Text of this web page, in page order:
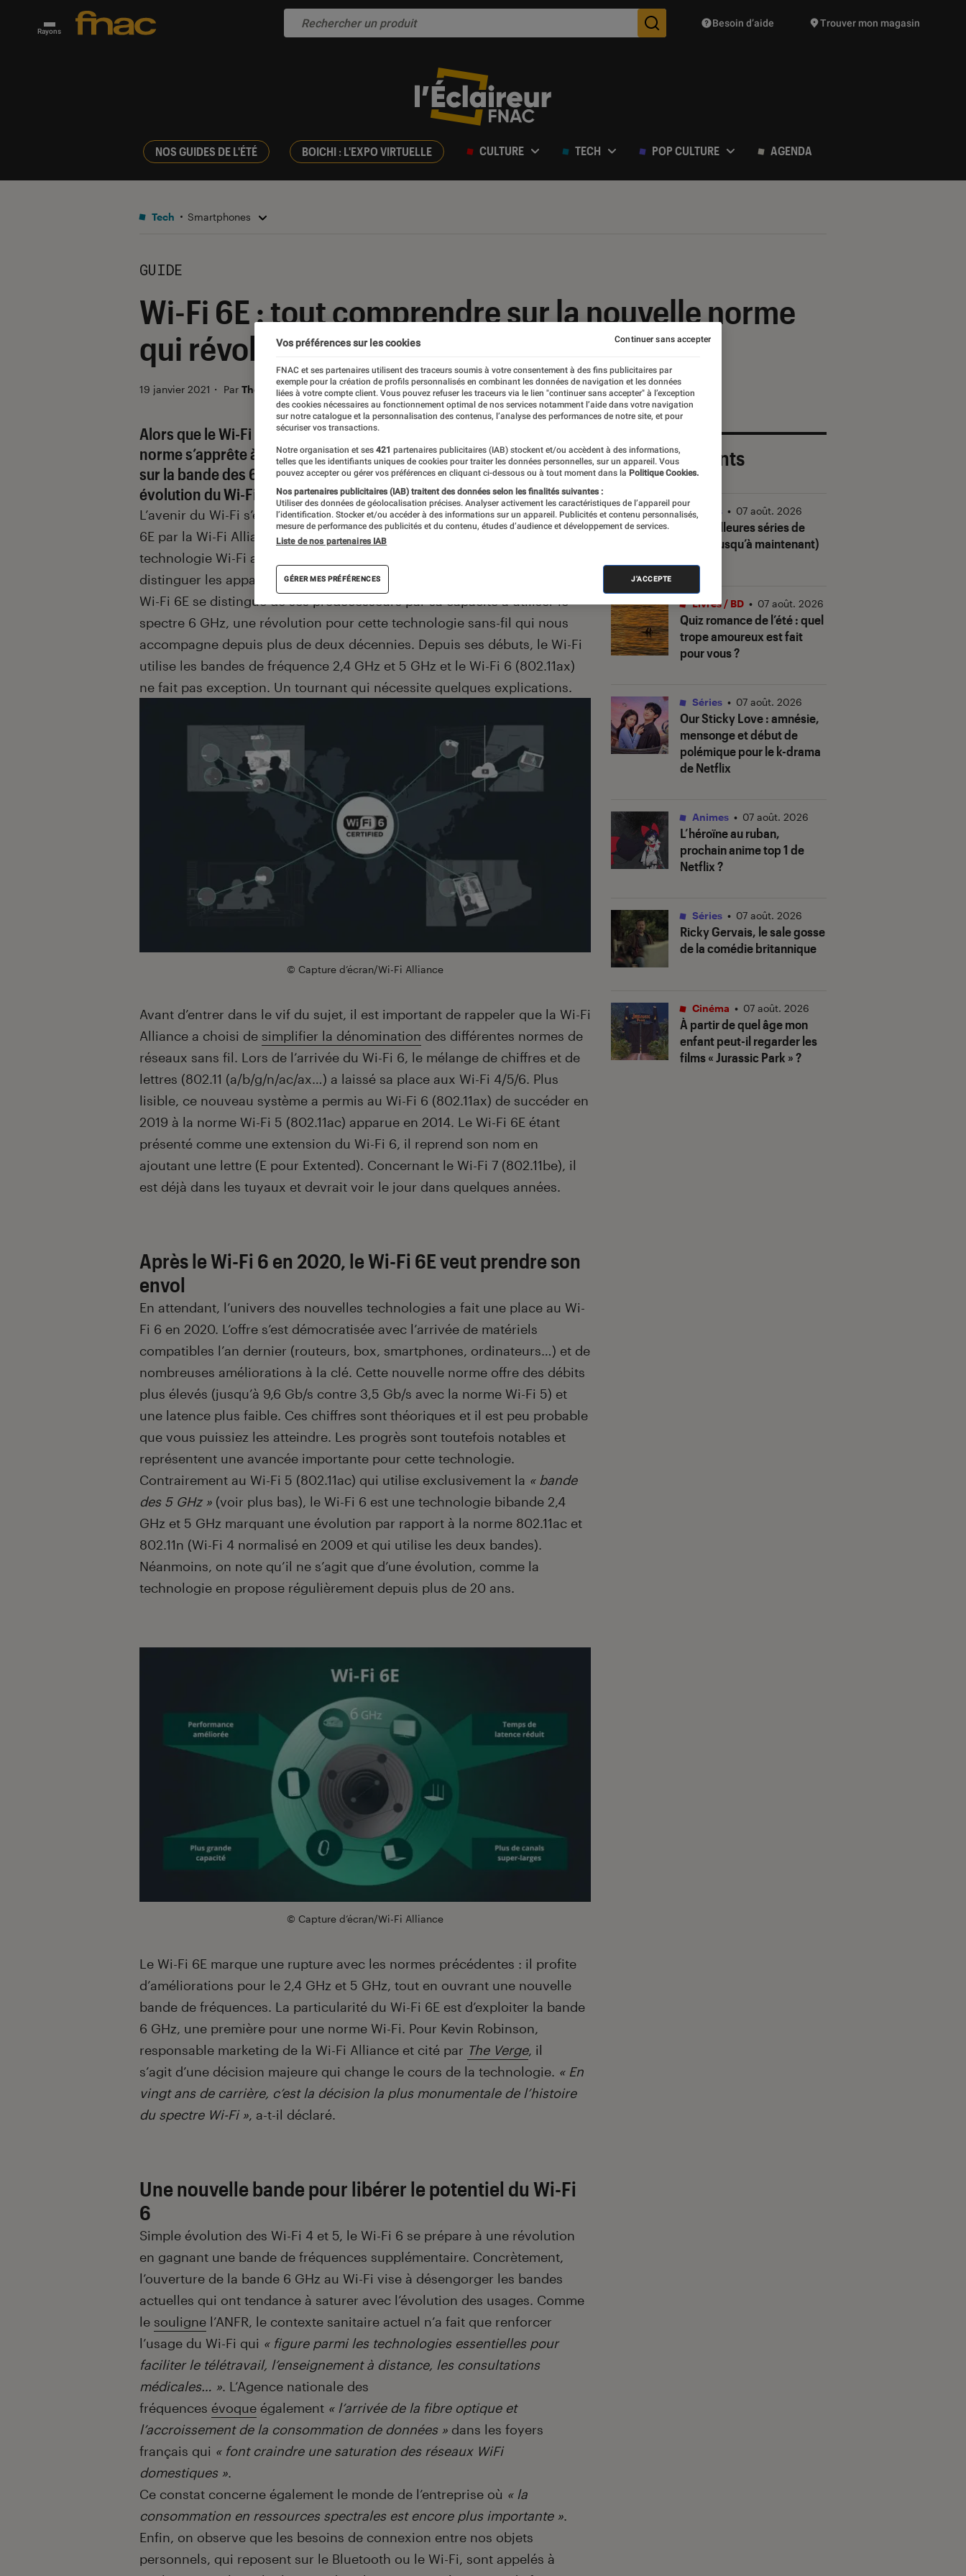
Rayons Des suggestions de produits vont vous être proposées
Besoin d’aide Trouver mon magasin
NOS GUIDES DE L'ÉTÉ BOICHI : L'EXPO VIRTUELLE CULTURE TECH POP CULTURE AGENDA
Tech Smartphones
GUIDE
Wi-Fi 6E : tout comprendre sur la nouvelle norme
qui révolutionne le Wi-Fi
19 janvier 2021 ・ Par Thomas Estimbre
Introduction
Alors que le Wi-Fi 6 commence peu à peu à s’imposer, une nouvelle
norme s’apprête à déferler dans nos appareils. Le Wi-Fi 6E met le cap
sur la bande des 6 GHz et s’annonce comme la plus importante
évolution du Wi-Fi depuis 20 ans. On vous explique tout.
L’avenir du Wi-Fi s’est dessiné il y aun anlors de l’introduction du Wi-Fi
6E par la Wi-Fi Alliance. L’organisation en charge de promouvoir la
technologie Wi-Fi avait alors présenté cette extension du Wi-Fi 6 pour
distinguer les appareils capables de fonctionner dans la bande 6 GHz. Le
Wi-Fi 6E se distingue de ses prédécesseurs par sa capacité à utiliser le
spectre 6 GHz, une révolution pour cette technologie sans-fil qui nous
accompagne depuis plus de deux décennies. Depuis ses débuts, le Wi-Fi
utilise les bandes de fréquence 2,4 GHz et 5 GHz et le Wi-Fi 6 (802.11ax)
ne fait pas exception. Un tournant qui nécessite quelques explications.
© Capture d’écran/Wi-Fi Alliance
Avant d’entrer dans le vif du sujet, il est important de rappeler que la Wi-Fi
Alliance a choisi de simplifier la dénomination des différentes normes de
réseaux sans fil. Lors de l’arrivée du Wi-Fi 6, le mélange de chiffres et de
lettres (802.11 (a/b/g/n/ac/ax…) a laissé sa place aux Wi-Fi 4/5/6. Plus
lisible, ce nouveau système a permis au Wi-Fi 6 (802.11ax) de succéder en
2019 à la norme Wi-Fi 5 (802.11ac) apparue en 2014. Le Wi-Fi 6E étant
présenté comme une extension du Wi-Fi 6, il reprend son nom en
ajoutant une lettre (E pour Extented). Concernant le Wi-Fi 7 (802.11be), il
est déjà dans les tuyaux et devrait voir le jour dans quelques années.
Après le Wi-Fi 6 en 2020, le Wi-Fi 6E veut prendre son
envol
En attendant, l’univers des nouvelles technologies a fait une place au Wi-
Fi 6 en 2020. L’offre s’est démocratisée avec l’arrivée de matériels
compatibles l’an dernier (routeurs, box, smartphones, ordinateurs…) et de
nombreuses améliorations à la clé. Cette nouvelle norme offre des débits
plus élevés (jusqu’à 9,6 Gb/s contre 3,5 Gb/s avec la norme Wi-Fi 5) et
une latence plus faible. Ces chiffres sont théoriques et il est peu probable
que vous puissiez les atteindre. Les progrès sont toutefois notables et
représentent une avancée importante pour cette technologie.
Contrairement au Wi-Fi 5 (802.11ac) qui utilise exclusivement la « bande
des 5 GHz » (voir plus bas), le Wi-Fi 6 est une technologie bibande 2,4
GHz et 5 GHz marquant une évolution par rapport à la norme 802.11ac et
802.11n (Wi-Fi 4 normalisé en 2009 et qui utilise les deux bandes).
Néanmoins, on note qu’il ne s’agit que d’une évolution, comme la
technologie en propose régulièrement depuis plus de 20 ans.
© Capture d’écran/Wi-Fi Alliance
Le Wi-Fi 6E marque une rupture avec les normes précédentes : il profite
d’améliorations pour le 2,4 GHz et 5 GHz, tout en ouvrant une nouvelle
bande de fréquences. La particularité du Wi-Fi 6E est d’exploiter la bande
6 GHz, une première pour une norme Wi-Fi. Pour Kevin Robinson,
responsable marketing de la Wi-Fi Alliance et cité par The Verge, il
s’agit d’une décision majeure qui change le cours de la technologie. « En
vingt ans de carrière, c’est la décision la plus monumentale de l’histoire
du spectre Wi-Fi », a-t-il déclaré.
Une nouvelle bande pour libérer le potentiel du Wi-Fi
6
Simple évolution des Wi-Fi 4 et 5, le Wi-Fi 6 se prépare à une révolution
en gagnant une bande de fréquences supplémentaire. Concrètement,
l’ouverture de la bande 6 GHz au Wi-Fi vise à désengorger les bandes
actuelles qui ont tendance à saturer avec l’évolution des usages. Comme
le souligne l’ANFR, le contexte sanitaire actuel n’a fait que renforcer
l’usage du Wi-Fi qui « figure parmi les technologies essentielles pour
faciliter le télétravail, l’enseignement à distance, les consultations
médicales… ». L’Agence nationale des
fréquences évoque également « l’arrivée de la fibre optique et
l’accroissement de la consommation de données » dans les foyers
français qui « font craindre une saturation des réseaux WiFi
domestiques ».
Ce constat concerne également le monde de l’entreprise où « la
consommation en ressources spectrales est encore plus importante ».
Enfin, on observe que les besoins de connexion entre nos objets
personnels, qui reposent sur le Bluetooth ou le Wi-Fi, sont appelés à
Les plus récents
Les meilleures séries de
2026 (jusqu’à maintenant)
Séries • 07 août. 2026
Quiz romance de l’été : quel
trope amoureux est fait
pour vous ?
Livres / BD • 07 août. 2026
Our Sticky Love: amnésie,
mensonge et début de
polémique pour le k-drama
de Netflix
Séries • 07 août. 2026
L’héroïne au ruban,
prochain anime top 1 de
Netflix ?
Animes • 07 août. 2026
Ricky Gervais, le sale gosse
de la comédie britannique
Séries • 07 août. 2026
À partir de quel âge mon
enfant peut-il regarder les
films « Jurassic Park » ?
Cinéma • 07 août. 2026
Vos préférences sur les cookies
FNAC et ses partenaires utilisent des traceurs soumis à votre consentement à des fins publicitaires par
exemple pour la création de profils personnalisés en combinant les données de navigation et les données
liées à votre compte client. Vous pouvez refuser les traceurs via le lien "continuer sans accepter" à l’exception
des cookies nécessaires au fonctionnement optimal de nos services notamment l’aide dans votre navigation
sur notre catalogue et la personnalisation des contenus, l’analyse des performances de notre site, et pour
sécuriser vos transactions.
Notre organisation et ses 421 partenaires publicitaires (IAB) stockent et/ou accèdent à des informations,
telles que les identifiants uniques de cookies pour traiter les données personnelles, sur un appareil. Vous
pouvez accepter ou gérer vos préférences en cliquant ci-dessous ou à tout moment dans la Politique Cookies.
Nos partenaires publicitaires (IAB) traitent des données selon les finalités suivantes :
Utiliser des données de géolocalisation précises. Analyser activement les caractéristiques de l’appareil pour
l’identification. Stocker et/ou accéder à des informations sur un appareil. Publicités et contenu personnalisés,
mesure de performance des publicités et du contenu, études d’audience et développement de services.
Liste de nos partenaires IAB
GÉRER MES PRÉFÉRENCES J'ACCEPTE
Continuer sans accepter